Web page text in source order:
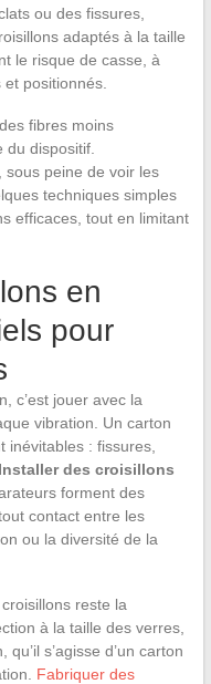
ou des fissures,
adaptés à la taille
le risque de casse, à
positionnés.
fibres moins
du dispositif.
sous peine de voir les
techniques simples
efficaces, tout en limitant
en
pour
c’est jouer avec la
vibration. Un carton
inévitables : fissures,
Installer des croisillons
forment des
contact entre les
ou la diversité de la
reste la
à la taille des verres,
s’agisse d’un carton
Fabriquer des